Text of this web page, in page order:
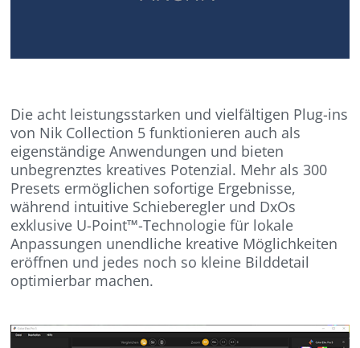
Die acht leistungsstarken und vielfältigen Plug-ins
von Nik Collection 5 funktionieren auch als
eigenständige Anwendungen und bieten
unbegrenztes kreatives Potenzial. Mehr als 300
Presets ermöglichen sofortige Ergebnisse,
während intuitive Schieberegler und DxOs
exklusive U-Point™-Technologie für lokale
Anpassungen unendliche kreative Möglichkeiten
eröffnen und jedes noch so kleine Bilddetail
optimierbar machen.